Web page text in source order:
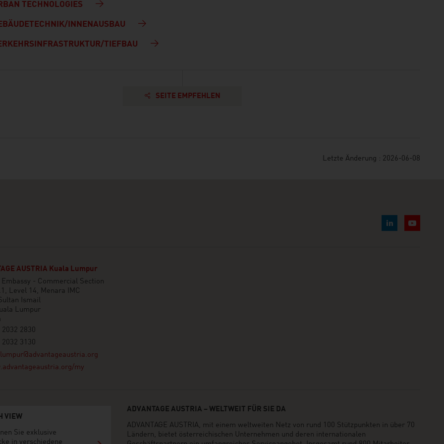
TECHNOLOGIES
INNENAUSBAU
TIEFBAU
SEITE EMPFEHLEN
Letzte Änderung : 2026-06-08
AUSTRIA Kuala Lumpur
- Commercial Section
Level 14, Menara IMC
Ismail
Lumpur
2032 2830
2032 3130
my
VIEW
Sie exklusive
in verschiedene
ADVANTAGE AUSTRIA – WELTWEIT FÜR SIE DA
ADVANTAGE AUSTRIA, mit einem weltweiten Netz von rund 100 Stützpunkten in über 70
Ländern, bietet österreichischen Unternehmen und deren internationalen